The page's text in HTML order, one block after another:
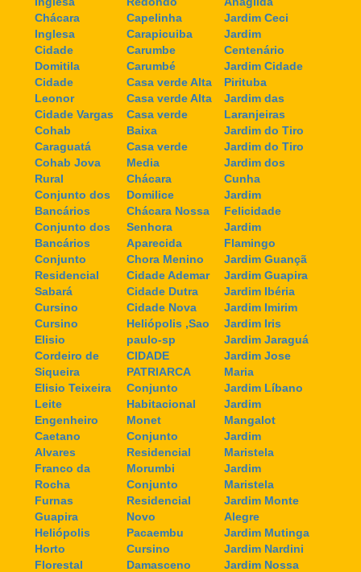
Chácara
Inglesa
Cidade
Domitila
Cidade
Leonor
Cidade Vargas
Cohab
Caraguatá
Cohab Jova
Rural
Conjunto dos
Bancários
Conjunto dos
Bancários
Conjunto
Residencial
Sabará
Cursino
Cursino
Elisio
Cordeiro de
Siqueira
Elisio Teixeira
Leite
Engenheiro
Caetano
Alvares
Franco da
Rocha
Furnas
Guapira
Heliópolis
Horto
Florestal
Capelinha
Carapicuiba
Carumbe
Carumbé
Casa verde Alta
Casa verde Alta
Casa verde
Baixa
Casa verde
Media
Chácara
Domilice
Chácara Nossa
Senhora
Aparecida
Chora Menino
Cidade Ademar
Cidade Dutra
Cidade Nova
Heliópolis ,Sao
paulo-sp
CIDADE
PATRIARCA
Conjunto
Habitacional
Monet
Conjunto
Residencial
Morumbi
Conjunto
Residencial
Novo
Pacaembu
Cursino
Damasceno
Jardim Ceci
Jardim
Centenário
Jardim Cidade
Pirituba
Jardim das
Laranjeiras
Jardim do Tiro
Jardim do Tiro
Jardim dos
Cunha
Jardim
Felicidade
Jardim
Flamingo
Jardim Guançã
Jardim Guapira
Jardim Ibéria
Jardim Imirim
Jardim Iris
Jardim Jaraguá
Jardim Jose
Maria
Jardim Líbano
Jardim
Mangalot
Jardim
Maristela
Jardim
Maristela
Jardim Monte
Alegre
Jardim Mutinga
Jardim Nardini
Jardim Nossa